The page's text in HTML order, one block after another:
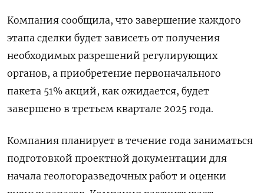
Компания сообщила, что завершение каждого
этапа сделки будет зависеть от получения
необходимых разрешений регулирующих
органов, а приобретение первоначального
пакета 51% акций, как ожидается, будет
завершено в третьем квартале 2025 года.
Компания планирует в течение года заниматься
подготовкой проектной документации для
начала геологоразведочных работ и оценки